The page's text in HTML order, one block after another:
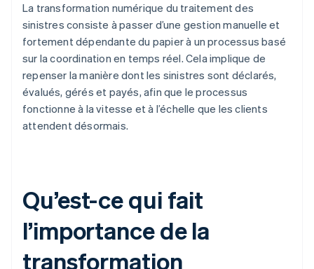
La transformation numérique du traitement des
sinistres consiste à passer d’une gestion manuelle et
fortement dépendante du papier à un processus basé
sur la coordination en temps réel. Cela implique de
repenser la manière dont les sinistres sont déclarés,
évalués, gérés et payés, afin que le processus
fonctionne à la vitesse et à l’échelle que les clients
attendent désormais.
Qu’est-ce qui fait
l’importance de la
transformation